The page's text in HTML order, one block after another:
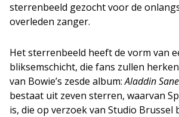
sterrenbeeld gezocht voor de
overleden zanger.
Het sterrenbeeld heeft de vorm van
bliksemschicht, die fans zullen
van Bowie’s zesde album:Aladdin Sane
bestaat uit zeven sterren, waarvan
is, die op verzoek van Studio Brussel